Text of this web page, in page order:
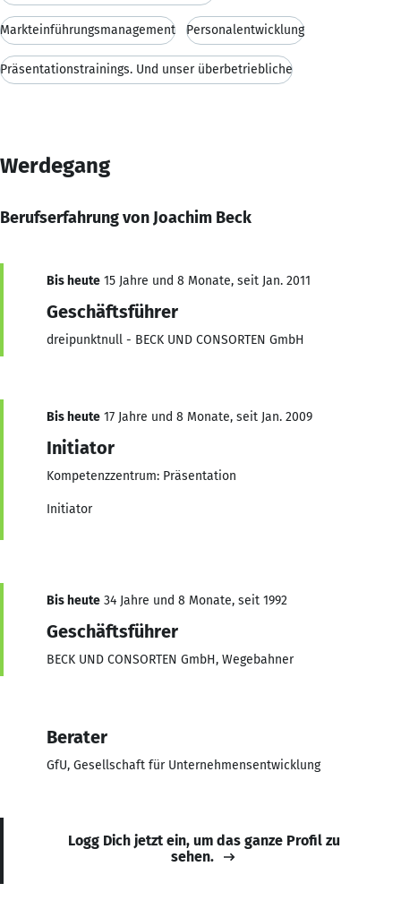
Markteinführungsmanagement Personalentwicklung
Präsentationstrainings. Und unser überbetriebliche
Werdegang
Berufserfahrung von Joachim Beck
Bis heute 15 Jahre und 8 Monate, seit Jan. 2011
Geschäftsführer
dreipunktnull - BECK UND CONSORTEN GmbH
Bis heute 17 Jahre und 8 Monate, seit Jan. 2009
Initiator
Kompetenzzentrum: Präsentation
Initiator
Bis heute 34 Jahre und 8 Monate, seit 1992
Geschäftsführer
BECK UND CONSORTEN GmbH, Wegebahner
Berater
GfU, Gesellschaft für Unternehmensentwicklung
Logg Dich jetzt ein, um das ganze Profil zu
sehen.